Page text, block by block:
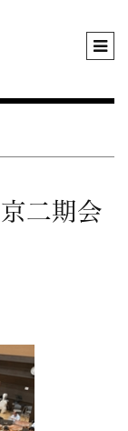
京二期会